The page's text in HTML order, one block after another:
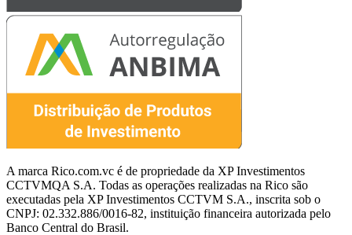
A marca Rico.com.vc é de propriedade da XP Investimentos
CCTVMQA S.A. Todas as operações realizadas na Rico são
executadas pela XP Investimentos CCTVM S.A., inscrita sob o
CNPJ: 02.332.886/0016-82, instituição financeira autorizada pelo
Banco Central do Brasil.